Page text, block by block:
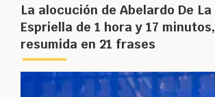
La alocución de Abelardo De La
Espriella de 1 hora y 17 minutos,
resumida en 21 frases